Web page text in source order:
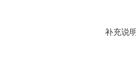
补充说